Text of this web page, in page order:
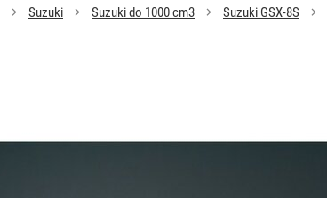
Suzuki Suzuki do 1000 cm3 Suzuki GSX-8S